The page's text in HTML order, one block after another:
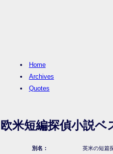
Home
Archives
Quotes
欧米短編探偵小説ベ
別名： 英米の短篇